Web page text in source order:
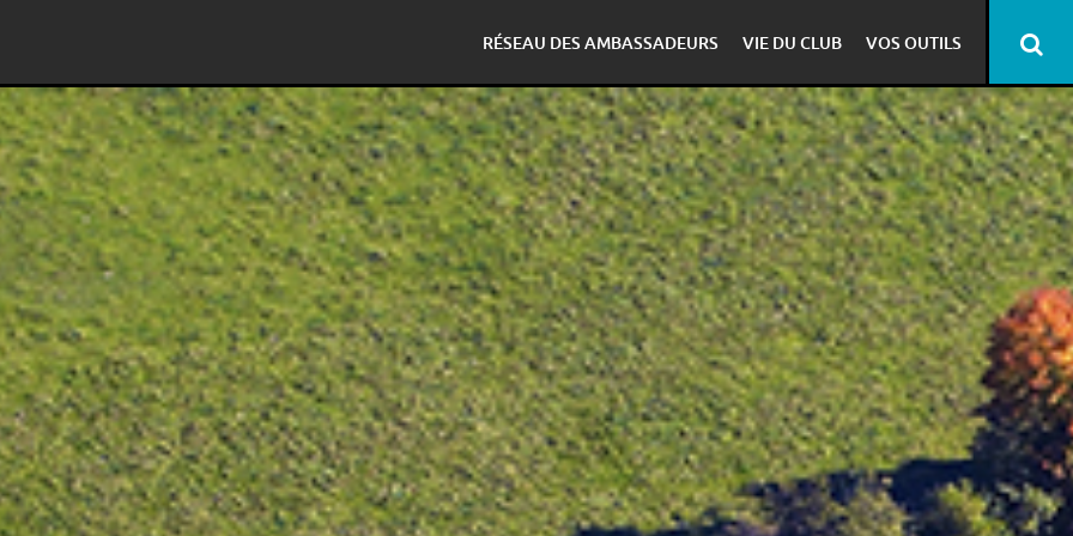
RÉSEAU DES AMBASSADEURS VIE DU CLUB VOS OUTILS